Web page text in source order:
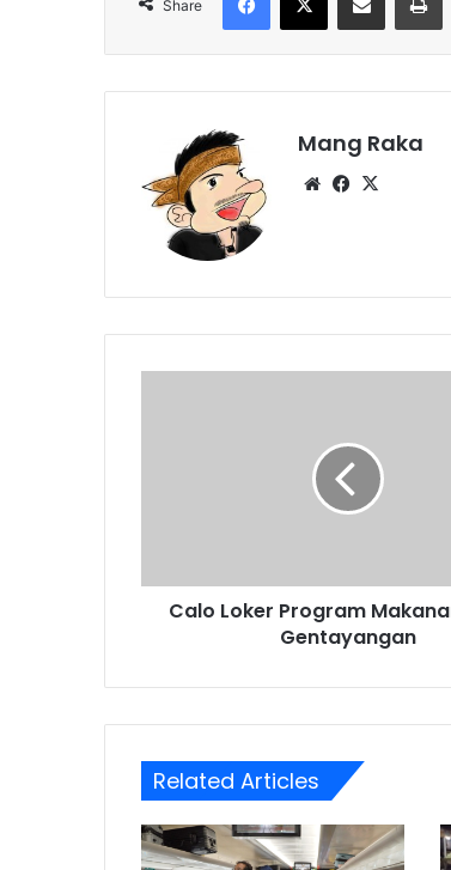
Share
Mang Raka
WebsiteFacebook
Calo Loker Program
Gentayangan
Related Articles